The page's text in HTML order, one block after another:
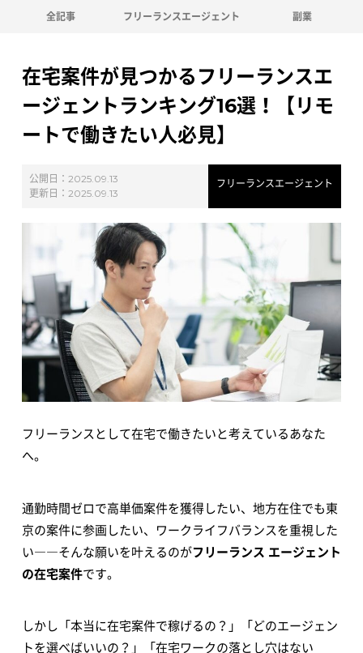
全記事 フリーランスエージェント 副業
在宅案件が見つかるフリーランスエ
ージェントランキング16選！【リモ
ートで働きたい人必見】
公開日： 2025.09.13
更新日： 2025.09.13
フリーランスエージェント
フリーランスとして在宅で働きたいと考えているあなた
へ。
通勤時間ゼロで高単価案件を獲得したい、地方在住でも東
京の案件に参画したい、ワークライフバランスを重視した
い――そんな願いを叶えるのがフリーランス エージェント
の在宅案件です。
しかし「本当に在宅案件で稼げるの？」「どのエージェン
トを選べばいいの？」「在宅ワークの落とし穴はない